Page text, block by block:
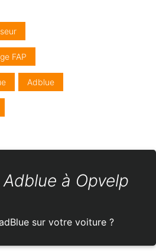
FAP
Adblue
à Opvelp
sur votre voiture ?